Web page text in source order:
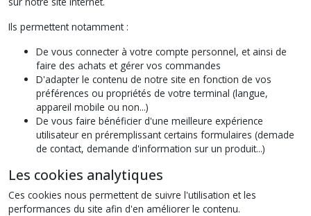
Ils permettent notamment :
De vous connecter à votre compte personnel, et ainsi de
faire des achats et gérer vos commandes
D'adapter le contenu de notre site en fonction de vos
préférences ou propriétés de votre terminal (langue,
appareil mobile ou non...)
De vous faire bénéficier d'une meilleure expérience
utilisateur en préremplissant certains formulaires (demade
de contact, demande d'information sur un produit...)
Les cookies analytiques
Ces cookies nous permettent de suivre l'utilisation et les
performances du site afin d'en améliorer le contenu.